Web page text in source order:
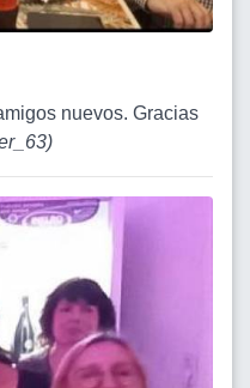
nuevos. Gracias
)